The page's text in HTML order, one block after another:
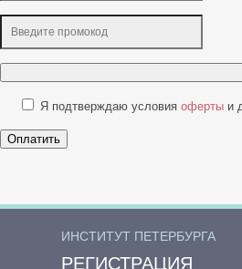
Я подтверждаю условия оферты и
Оплатить
ИНСТИТУТ ПЕТЕРБУРГА
РЕГИСТРАЦИЯ